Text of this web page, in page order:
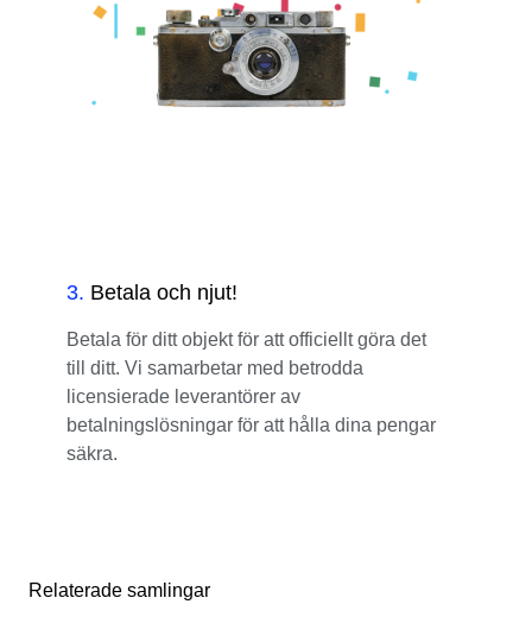
3. Betala och njut!
Betala för ditt objekt för att officiellt göra det
till ditt. Vi samarbetar med betrodda
licensierade leverantörer av
betalningslösningar för att hålla dina pengar
säkra.
Relaterade samlingar